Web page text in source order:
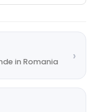
in Romania ›